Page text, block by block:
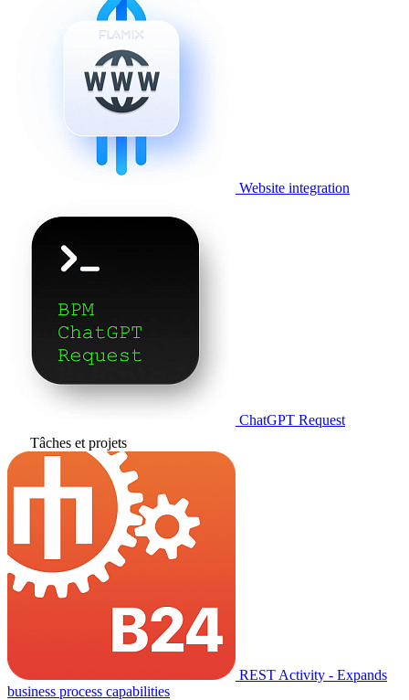
Website integration
ChatGPT Request
Tâches et projets
REST Activity - Expands
business process capabilities